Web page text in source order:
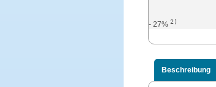
- 27% 2)
Beschreibung